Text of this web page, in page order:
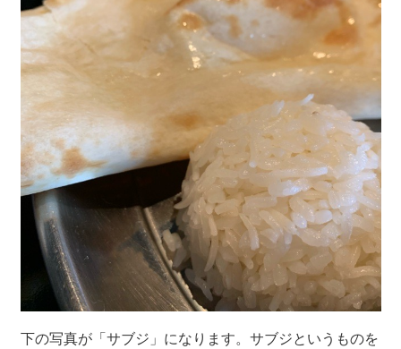
下の写真が「サブジ」になります。サブジというものを